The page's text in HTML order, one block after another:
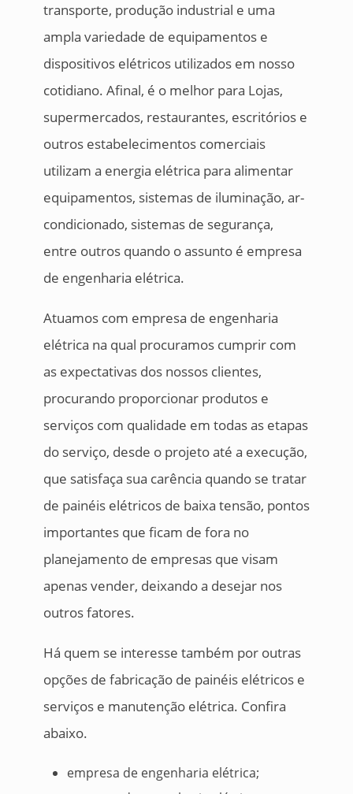
transporte, produção industrial e uma
ampla variedade de equipamentos e
dispositivos elétricos utilizados em nosso
cotidiano. Afinal, é o melhor para Lojas,
supermercados, restaurantes, escritórios e
outros estabelecimentos comerciais
utilizam a energia elétrica para alimentar
equipamentos, sistemas de iluminação, ar-
condicionado, sistemas de segurança,
entre outros quando o assunto é empresa
de engenharia elétrica.
Atuamos com empresa de engenharia
elétrica na qual procuramos cumprir com
as expectativas dos nossos clientes,
procurando proporcionar produtos e
serviços com qualidade em todas as etapas
do serviço, desde o projeto até a execução,
que satisfaça sua carência quando se tratar
de painéis elétricos de baixa tensão, pontos
importantes que ficam de fora no
planejamento de empresas que visam
apenas vender, deixando a desejar nos
outros fatores.
Há quem se interesse também por outras
opções de fabricação de painéis elétricos e
serviços e manutenção elétrica. Confira
abaixo.
empresa de engenharia elétrica;